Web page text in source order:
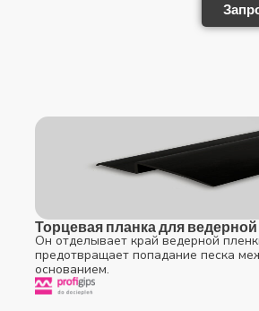
Торцевая планка для
Он отделывает край ведерной
предотвращает попадание песка
основанием.